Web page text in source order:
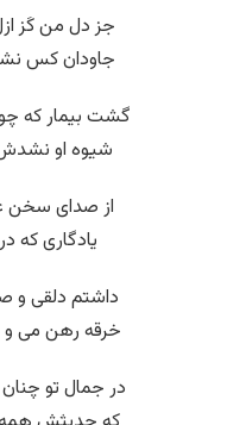
جز دل من کَز
جاودان کس
گشت بیمار که
شیوه او نشدش
از صدای
یادگاری که
داشتم دلقی و
خرقه رهن می و
در جمال تو